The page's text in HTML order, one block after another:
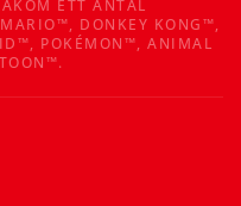
ETT ANTAL
DONKEY KONG™,
POKÉMON™, ANIMAL